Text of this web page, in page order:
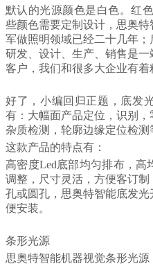
默认的光源颜色是白色。红
些颜色需要定制设计，思奥
军做照明领域已经二十几年；
研发、设计、生产、销售是
客户，我们和很多大企业有着
好了，小编回归正题，底发
有：大幅面产品定位，识别
杂质检测，轮廓边缘定位检测
这款产品的特点有：
高密度Led底部均匀排布，高
调整，尺寸灵活，方便客订
孔或圆孔，思奥特智能底发
便安装。
条形光源
思奥特智能机器视觉条形光源